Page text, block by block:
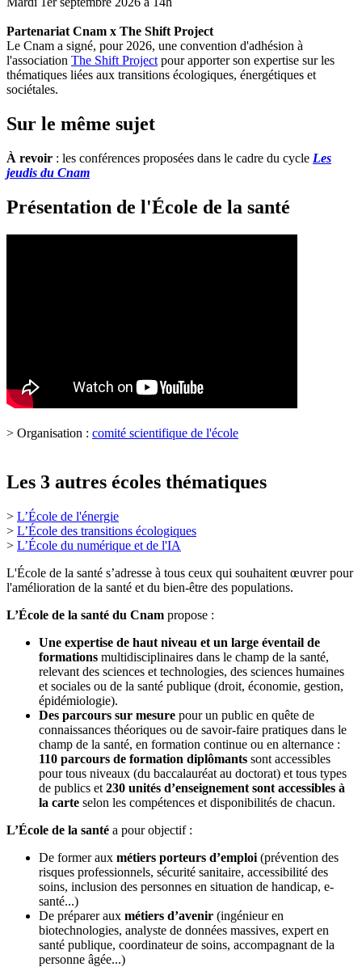
Partenariat Cnam x The Shift Project
Le Cnam a signé, pour 2026, une convention d'adhésion à
l'association The Shift Project pour apporter son expertise sur les
thématiques liées aux transitions écologiques, énergétiques et
sociétales.
Sur le même sujet
À revoir : les conférences proposées dans le cadre du cycle Les
jeudis du Cnam
Présentation de l'École de la santé
> Organisation : comité scientifique de l'école
Les 3 autres écoles thématiques
> L’École de l'énergie
> L’École des transitions écologiques
> L’École du numérique et de l'IA
L'École de la santé s’adresse à tous ceux qui souhaitent œuvrer pour
l'amélioration de la santé et du bien-être des populations.
L’École de la santé du Cnam propose :
Une expertise de haut niveau et un large éventail de
formations multidisciplinaires dans le champ de la santé,
relevant des sciences et technologies, des sciences humaines
et sociales ou de la santé publique (droit, économie, gestion,
épidémiologie).
Des parcours sur mesure pour un public en quête de
connaissances théoriques ou de savoir-faire pratiques dans le
champ de la santé, en formation continue ou en alternance :
110 parcours de formation diplômants sont accessibles
pour tous niveaux (du baccalauréat au doctorat) et tous types
de publics et 230 unités d’enseignement sont accessibles à
la carte selon les compétences et disponibilités de chacun.
L’École de la santé a pour objectif :
De former aux métiers porteurs d’emploi (prévention des
risques professionnels, sécurité sanitaire, accessibilité des
soins, inclusion des personnes en situation de handicap, e-
santé...)
De préparer aux métiers d’avenir (ingénieur en
biotechnologies, analyste de données massives, expert en
santé publique, coordinateur de soins, accompagnant de la
personne âgée...)